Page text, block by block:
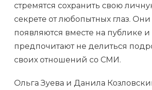
стремятся сохранить свою
секрете от любопытных глаз.
появляются вместе на публике и
предпочитают не делиться
своих отношений со СМИ.
Ольга Зуева и Данила